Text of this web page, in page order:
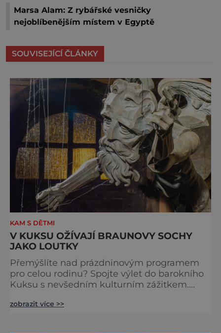
Marsa Alam: Z rybářské vesničky
nejoblíbenějším místem v Egyptě
SOUVISEJÍCÍ ČLÁNKY
KAM S DĚTMI
V KUKSU OŽÍVAJÍ BRAUNOVY SOCHY
JAKO LOUTKY
Přemýšlíte nad prázdninovým programem
pro celou rodinu? Spojte výlet do barokního
Kuksu s nevšedním kulturním zážitkem.
Comoedien-Hausu zve na stálou expozici
zobrazit více >>